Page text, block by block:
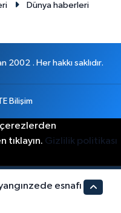
Dünya haberleri
. Her hakkı saklıdır.
Bilişim
çerezlerden
tıklayın. Gizlilik politikası
esnafı